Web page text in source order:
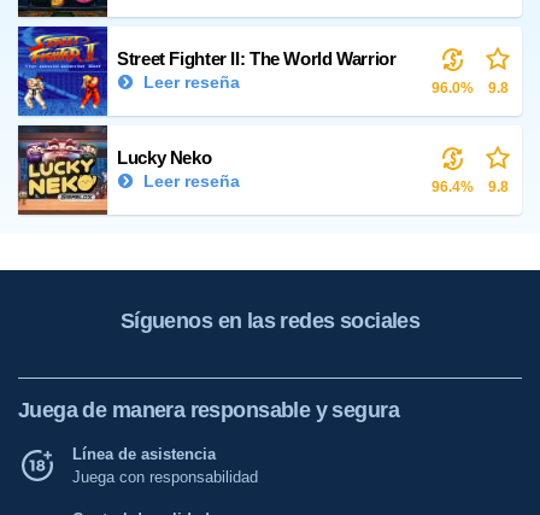
Street Fighter II: The World Warrior
Leer reseña 96.0% 9.8
Lucky Neko
Leer reseña 96.4% 9.8
Síguenos en las redes sociales
Juega de manera responsable y segura
Línea de asistencia
Juega con responsabilidad